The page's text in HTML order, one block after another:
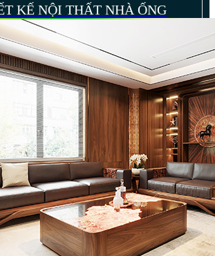
KẾ NỘI THẤT NHÀ ỐNG